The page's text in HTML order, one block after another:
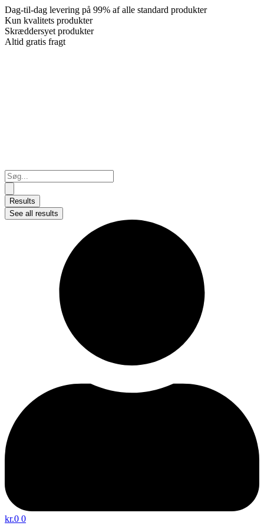
Dag-til-dag levering på 99% af alle standard produkter
Kun kvalitets produkter
Skræddersyet produkter
Altid gratis fragt
Search
...
Results
See all results
kr.0 0